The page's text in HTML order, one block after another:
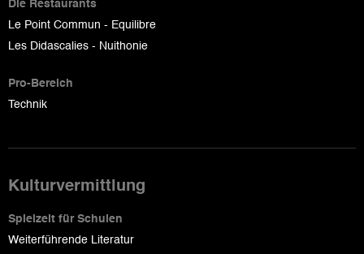
Die Restaurants
Le Point Commun - Equilibre
Les Didascalies - Nuithonie
Pro-Bereich
Technik
Kulturvermittlung
Spielzeit für Schulen
Weiterführende Literatur